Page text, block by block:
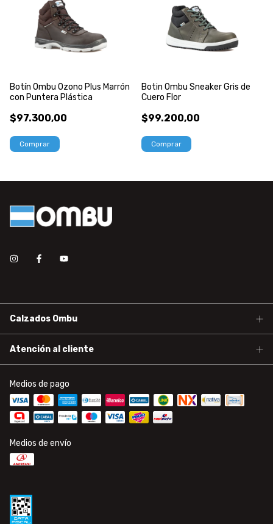
Botín Ombu Ozono Plus Marrón
con Puntera Plástica
$97.300,00
Comprar
Botin Ombu Sneaker Gris de
Cuero Flor
$99.200,00
Comprar
Calzados Ombu
Atención al cliente
Medios de pago
Medios de envío